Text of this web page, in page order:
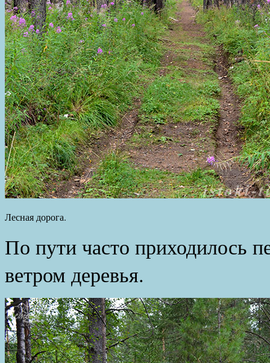
Лесная дорога.
По пути часто приходилось
ветром деревья.